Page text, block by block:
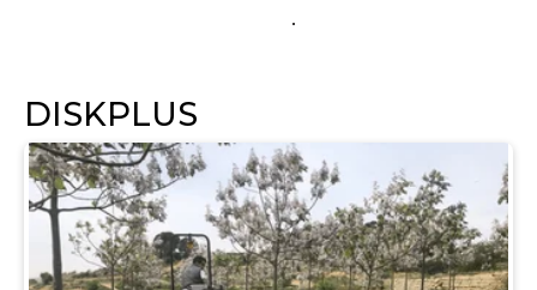
DISKPLUS